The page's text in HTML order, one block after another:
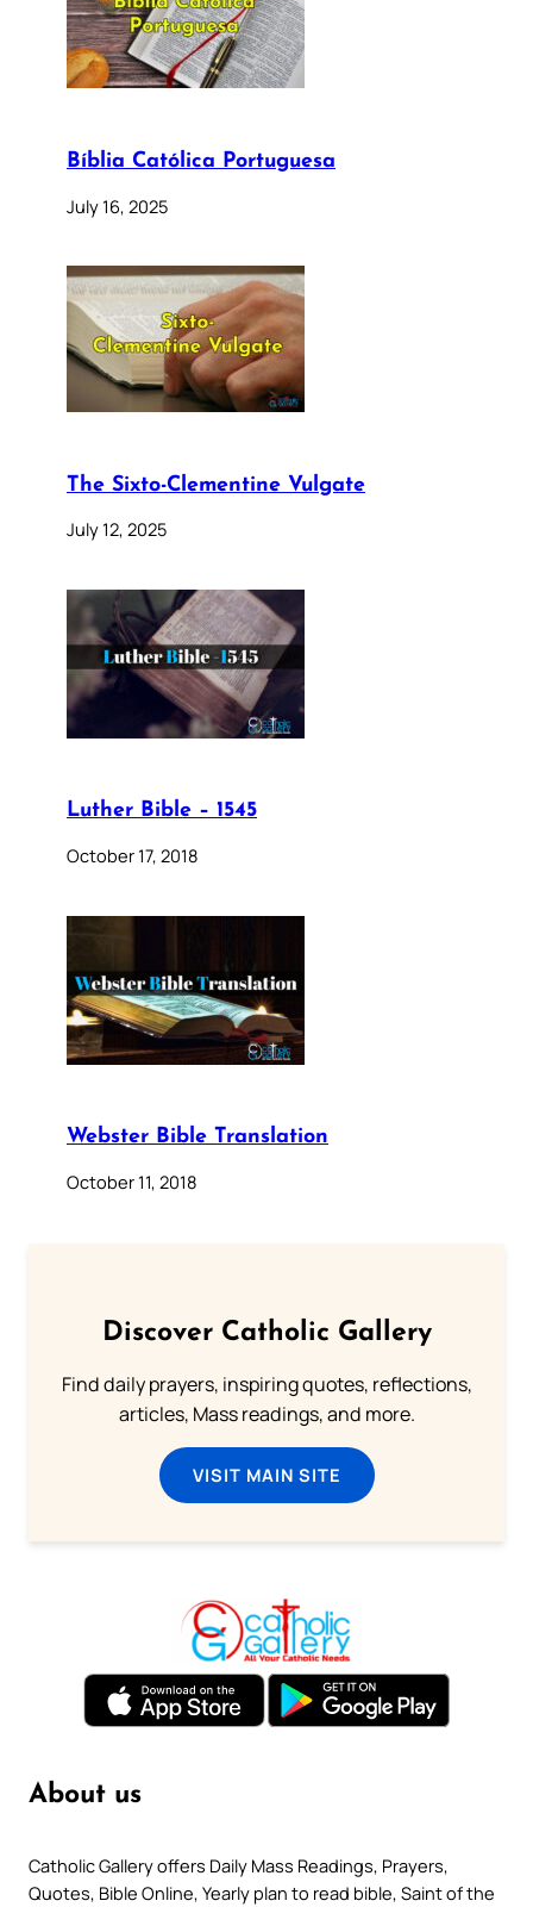
Bíblia Católica Portuguesa
July 16, 2025
The Sixto-Clementine Vulgate
July 12, 2025
Luther Bible – 1545
October 17, 2018
Webster Bible Translation
October 11, 2018
Discover Catholic Gallery
Find daily prayers, inspiring quotes, reflections,
articles, Mass readings, and more.
VISIT MAIN SITE
About us
Catholic Gallery offers Daily Mass Readings, Prayers,
Quotes, Bible Online, Yearly plan to read bible, Saint of the